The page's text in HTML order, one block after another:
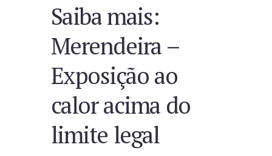
Saiba mais:
Merendeira –
Exposição ao
calor acima do
limite legal